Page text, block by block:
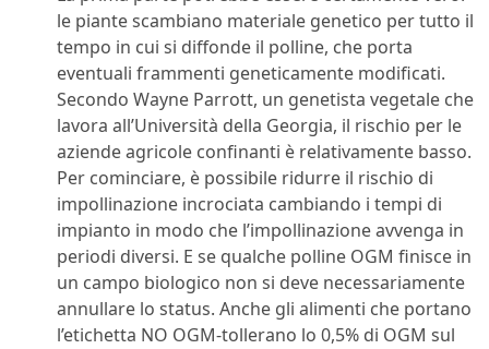
le piante scambiano materiale genetico per tutto il
tempo in cui si diffonde il polline, che porta
eventuali frammenti geneticamente modificati.
Secondo Wayne Parrott, un genetista vegetale che
lavora all’Università della Georgia, il rischio per le
aziende agricole confinanti è relativamente basso.
Per cominciare, è possibile ridurre il rischio di
impollinazione incrociata cambiando i tempi di
impianto in modo che l’impollinazione avvenga in
periodi diversi. E se qualche polline OGM finisce in
un campo biologico non si deve necessariamente
annullare lo status. Anche gli alimenti che portano
l’etichetta NO OGM-tollerano lo 0,5% di OGM sul